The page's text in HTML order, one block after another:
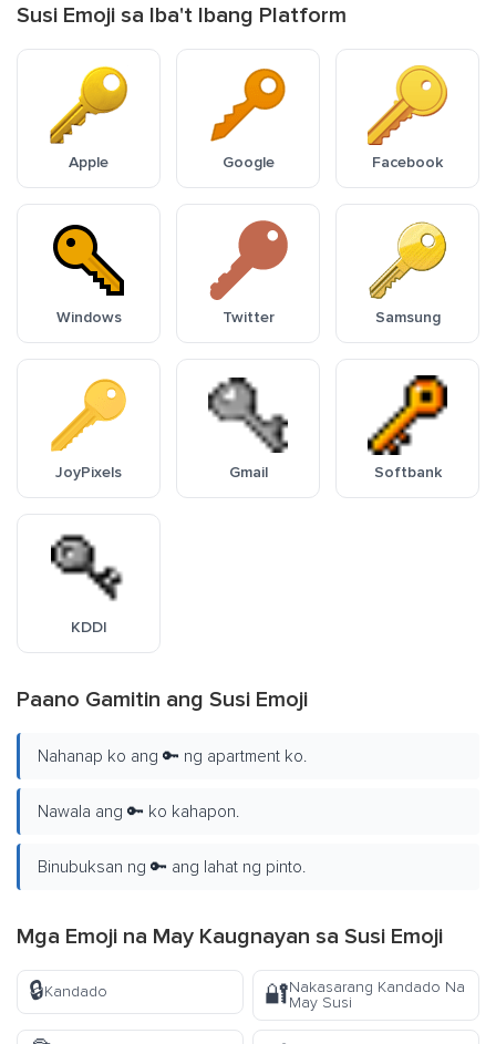
Susi Emoji sa Iba't Ibang Platform
Apple Google Facebook
Windows Twitter Samsung
JoyPixels Gmail Softbank
KDDI
Paano Gamitin ang Susi Emoji
Nahanap ko ang 🔑 ng apartment ko.
Nawala ang 🔑 ko kahapon.
Binubuksan ng 🔑 ang lahat ng pinto.
Mga Emoji na May Kaugnayan sa Susi Emoji
🔒Kandado 🔐Nakasarang Kandado Na
May Susi